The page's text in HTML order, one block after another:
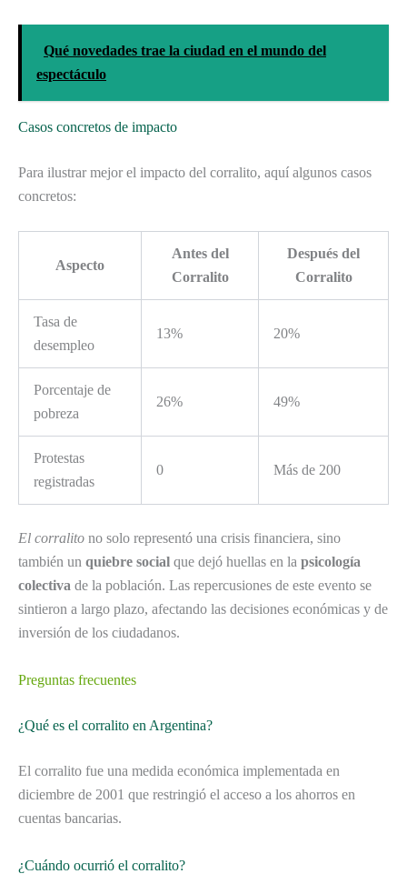
Qué novedades trae la ciudad en el mundo del
espectáculo
Casos concretos de impacto
Para ilustrar mejor el impacto del corralito, aquí algunos casos
concretos:
Aspecto
Antes del
Corralito
Después del
Corralito
Tasa de
desempleo
13% 20%
Porcentaje de
pobreza
26% 49%
Protestas
registradas
0 Más de 200
El corralito no solo representó una crisis financiera, sino
también un quiebre social que dejó huellas en la psicología
colectiva de la población. Las repercusiones de este evento se
sintieron a largo plazo, afectando las decisiones económicas y de
inversión de los ciudadanos.
Preguntas frecuentes
¿Qué es el corralito en Argentina?
El corralito fue una medida económica implementada en
diciembre de 2001 que restringió el acceso a los ahorros en
cuentas bancarias.
¿Cuándo ocurrió el corralito?